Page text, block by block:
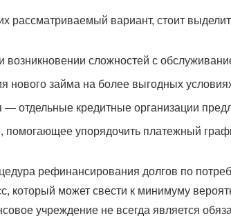
рассматриваемый вариант, стоит
сложностей с
нового займа на более выгодных
отдельные кредитные организации
помогающее упорядочить платежный
рефинансирования долгов по
который может свести к минимуму
учреждение не всегда является